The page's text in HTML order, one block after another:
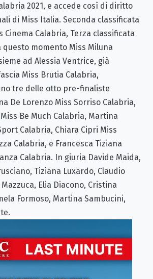
2021, e accede così di diritto
di Miss Italia. Seconda classificata
Cinema Calabria, Terza classificata
questo momento Miss Miluna
ad Alessia Ventrice, già
Miss Brutia Calabria,
tre delle otto pre-finaliste
De Lorenzo Miss Sorriso Calabria,
Be Much Calabria, Martina
Calabria, Chiara Cipri Miss
Calabria, e Francesca Tiziana
Calabria. In giuria Davide Maida,
Tiziana Luxardo, Claudio
Elia Diacono, Cristina
Formoso, Martina Sambucini,